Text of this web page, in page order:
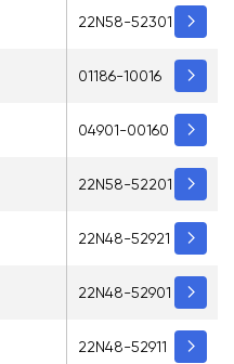
22N58-52301
01186-10016
04901-00160
22N58-52201
22N48-52921
22N48-52901
22N48-52911